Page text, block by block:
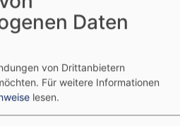
Daten
von Drittanbietern
Für weitere Informationen
lesen.